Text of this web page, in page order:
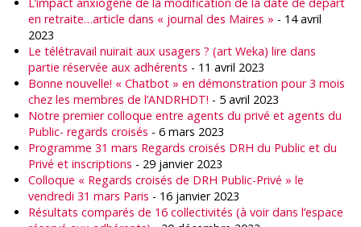
en retraite…article dans « journal des Maires » - 14 avril
2023
Le télétravail nuirait aux usagers ? (art Weka) lire dans
partie réservée aux adhérents - 11 avril 2023
Bonne nouvelle! « Chatbot » en démonstration pour 3 mois
chez les membres de l’ANDRHDT! - 5 avril 2023
Notre premier colloque entre agents du privé et agents du
Public- regards croisés - 6 mars 2023
Programme 31 mars Regards croisés DRH du Public et du
Privé et inscriptions - 29 janvier 2023
Colloque « Regards croisés de DRH Public-Privé » le
vendredi 31 mars Paris - 16 janvier 2023
Résultats comparés de 16 collectivités (à voir dans l’espace